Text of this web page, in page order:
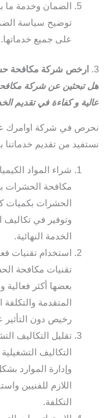
الضمان وخدمة ما
توضيح سياسة
على جميع خدماتها.
3.
ارخص شركة مكافحة
هل تبحثين عن شركة
عالية و كفاءة في تقديم
نحرص في شركة اوامرك
نستفيد من تقديم
شراء المواد
مكافحة الحشرات
الحشرات بكميات
وتوفير في
الخدمة النهائية.
استخدام تقنيات
تقنيات مكافحة
بعضها أكثر فعالية
المتقدمة
رخيص دون
تقليل التكاليف
التكاليف
وإدارة الموارد
اللازم للفنيين
التكلفة.